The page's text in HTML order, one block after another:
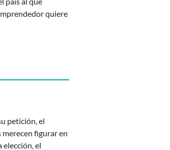
quiere
petición, el
figurar en
elección, el